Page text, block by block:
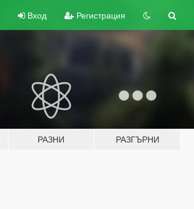
Вход Регистрация
РАЗНИ РАЗГЪРНИ